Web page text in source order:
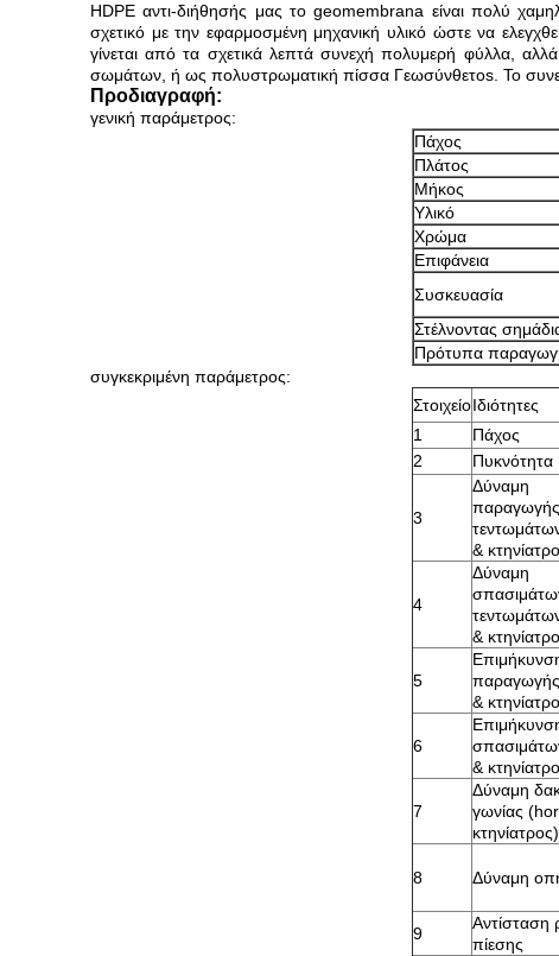
HDPE αντι-διήθησής μας το geomembrana είναι πολύ
σχετικό με την εφαρμοσμένη μηχανική υλικό ώστε να
γίνεται από τα σχετικά λεπτά συνεχή πολυμερή φύλλα,
σωμάτων, ή ως πολυστρωματική πίσσα Γεωσύνθετοs. Το
Προδιαγραφή:
γενική παράμετρος:
Πάχος
Πλάτος
Μήκος
Υλικό
Χρώμα
Επιφάνεια
Συσκευασία
Στέλνοντας
Πρότυπα
συγκεκριμένη παράμετρος:
ΣτοιχείοΙδιότητες
1
Πάχος
2
Πυκνότητα
3
Δύναμη
παραγωγής
&
4
Δύναμη
&
5
&
6
&
7
Δύναμη
γωνίας
κτηνίατρος)
8 Δύναμη
9
πίεσης